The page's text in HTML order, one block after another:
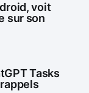
voit
sur son
Tasks